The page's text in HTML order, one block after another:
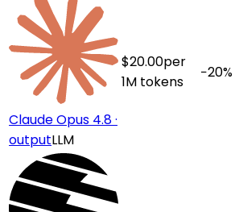
Claude Opus 4.8 ·
outputLLM
$20.00per
1M tokens
−20%